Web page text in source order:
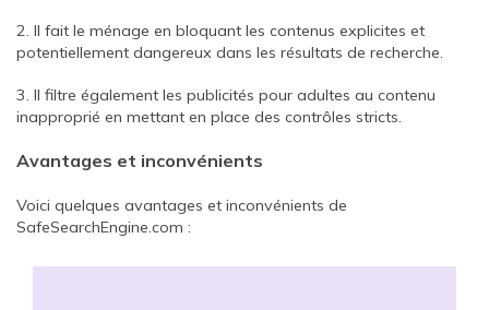
2. Il fait le ménage en bloquant les contenus explicites et
potentiellement dangereux dans les résultats de recherche.
3. Il filtre également les publicités pour adultes au contenu
inapproprié en mettant en place des contrôles stricts.
Avantages et inconvénients
Voici quelques avantages et inconvénients de
SafeSearchEngine.com :